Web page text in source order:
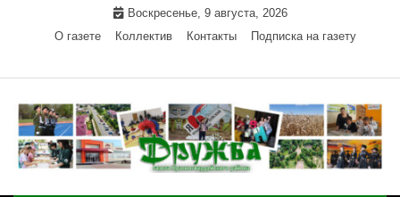
Воскресенье, 9 августа, 2026
О газете
Коллектив Контакты Подписка на газету